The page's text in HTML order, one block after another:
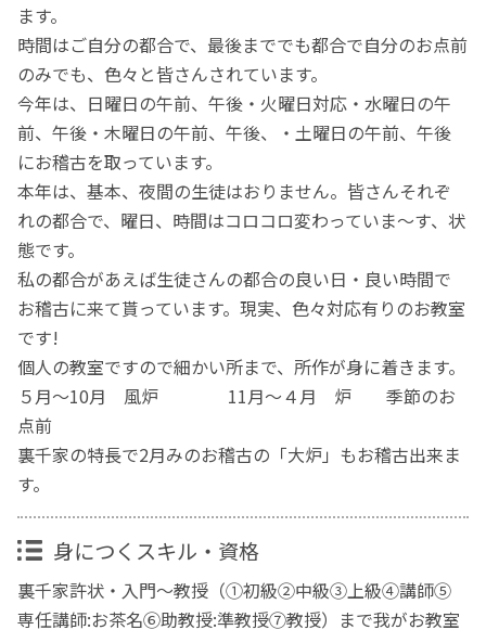
ます。
時間はご自分の都合で、最後まででも都合で自分のお点前
のみでも、色々と皆さんされています。
今年は、日曜日の午前、午後・火曜日対応・水曜日の午
前、午後・木曜日の午前、午後、・土曜日の午前、午後
にお稽古を取っています。
本年は、基本、夜間の生徒はおりません。皆さんそれぞ
れの都合で、曜日、時間はコロコロ変わっていま〜す、状
態です。
私の都合があえば生徒さんの都合の良い日・良い時間で
お稽古に来て貰っています。現実、色々対応有りのお教室
です!
個人の教室ですので細かい所まで、所作が身に着きます。
５月～10月 風炉 11月～４月 炉 季節のお
点前
裏千家の特長で2月みのお稽古の「大炉」もお稽古出来ま
す。
身につくスキル・資格
裏千家許状・入門～教授（①初級②中級③上級④講師➄
専任講師:お茶名⑥助教授:準教授⑦教授）まで我がお教室